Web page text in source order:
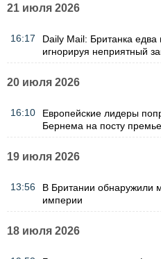
21 июля 2026
16:17
Daily Mail: Британка едва
игнорируя неприятный
20 июля 2026
16:10
Европейские лидеры
Бернема на посту
19 июля 2026
13:56
В Британии обнаружили
империи
18 июля 2026